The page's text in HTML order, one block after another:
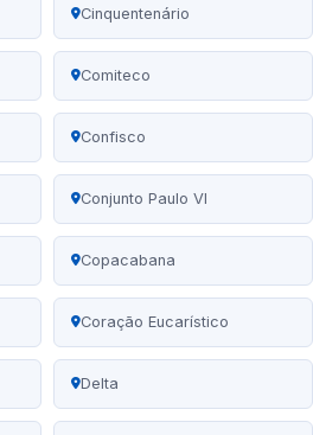
Cinquentenário
Comiteco
Confisco
Conjunto Paulo VI
Copacabana
Coração Eucarístico
Delta